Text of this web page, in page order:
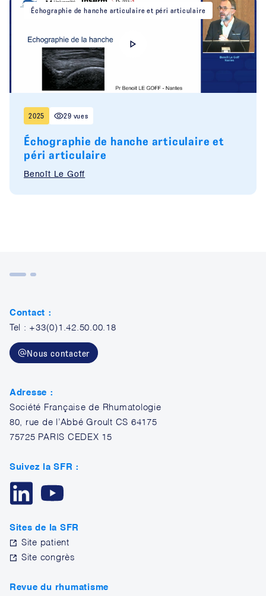
Échographie de hanche articulaire et péri articulaire
2025 29 vues
Échographie de hanche articulaire et
péri articulaire
Benoît Le Goff
Contact :
Tel : +33(0)1.42.50.00.18
Nous contacter
Adresse :
Société Française de Rhumatologie
80, rue de l’Abbé Groult CS 64175
75725 PARIS CEDEX 15
Suivez la SFR :
Sites de la SFR
Site patient
Site congrès
Revue du rhumatisme